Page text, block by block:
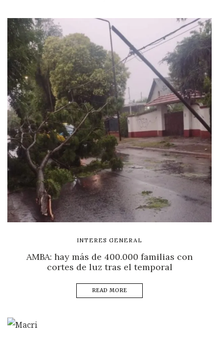
INTERES GENERAL
AMBA: hay más de 400.000 familias con
cortes de luz tras el temporal
READ MORE